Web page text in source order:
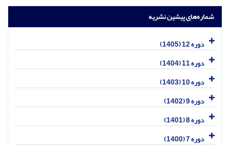
شماره‌های پیشین نشریه
دوره 12 (1405)
دوره 11 (1404)
دوره 10 (1403)
دوره 9 (1402)
دوره 8 (1401)
دوره 7 (1400)